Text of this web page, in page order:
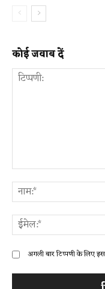
कोई जवाब दें
अगली बार टिप्पणी के लिए